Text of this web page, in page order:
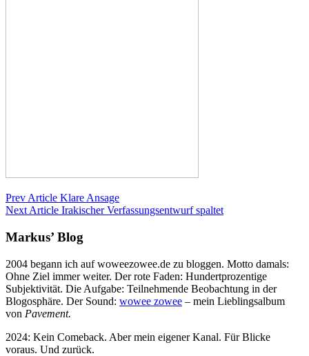
Prev Article Klare Ansage
Next Article Irakischer Verfassungsentwurf spaltet
Markus’ Blog
2004 begann ich auf woweezowee.de zu bloggen. Motto damals:
Ohne Ziel immer weiter. Der rote Faden: Hundertprozentige
Subjektivität. Die Aufgabe: Teilnehmende Beobachtung in der
Blogosphäre. Der Sound: wowee zowee – mein Lieblingsalbum
von Pavement.
2024: Kein Comeback. Aber mein eigener Kanal. Für Blicke
voraus. Und zurück.